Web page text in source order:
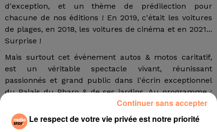
d'exception, et un thème de prédilection pour
chacune de nos éditions ! En 2019, c'était les voitures
de plages, en 2018, les voitures de cinéma et en 2021...
Surprise !
Mais surtout cet évènement autos & motos caritatif,
est un véritable spectacle vivant, réunissant
passionnés et grand public dans l'écrin exceptionnel
du Palais du Pharo & de ses jardins. Au programme :
exposition de plateaux Autos & Motos de collection, de
sport ou prototype, concours d'élégance & Parades
Motos & Autos, rallye promenade au coeur de
Le respect de votre vie privée est notre priorité
Continuer sans accepter